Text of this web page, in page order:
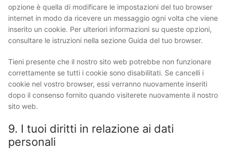
opzione è quella di modificare le impostazioni del tuo browser
internet in modo da ricevere un messaggio ogni volta che viene
inserito un cookie. Per ulteriori informazioni su queste opzioni,
consultare le istruzioni nella sezione Guida del tuo browser.
Tieni presente che il nostro sito web potrebbe non funzionare
correttamente se tutti i cookie sono disabilitati. Se cancelli i
cookie nel vostro browser, essi verranno nuovamente inseriti
dopo il consenso fornito quando visiterete nuovamente il nostro
sito web.
9. I tuoi diritti in relazione ai dati
personali